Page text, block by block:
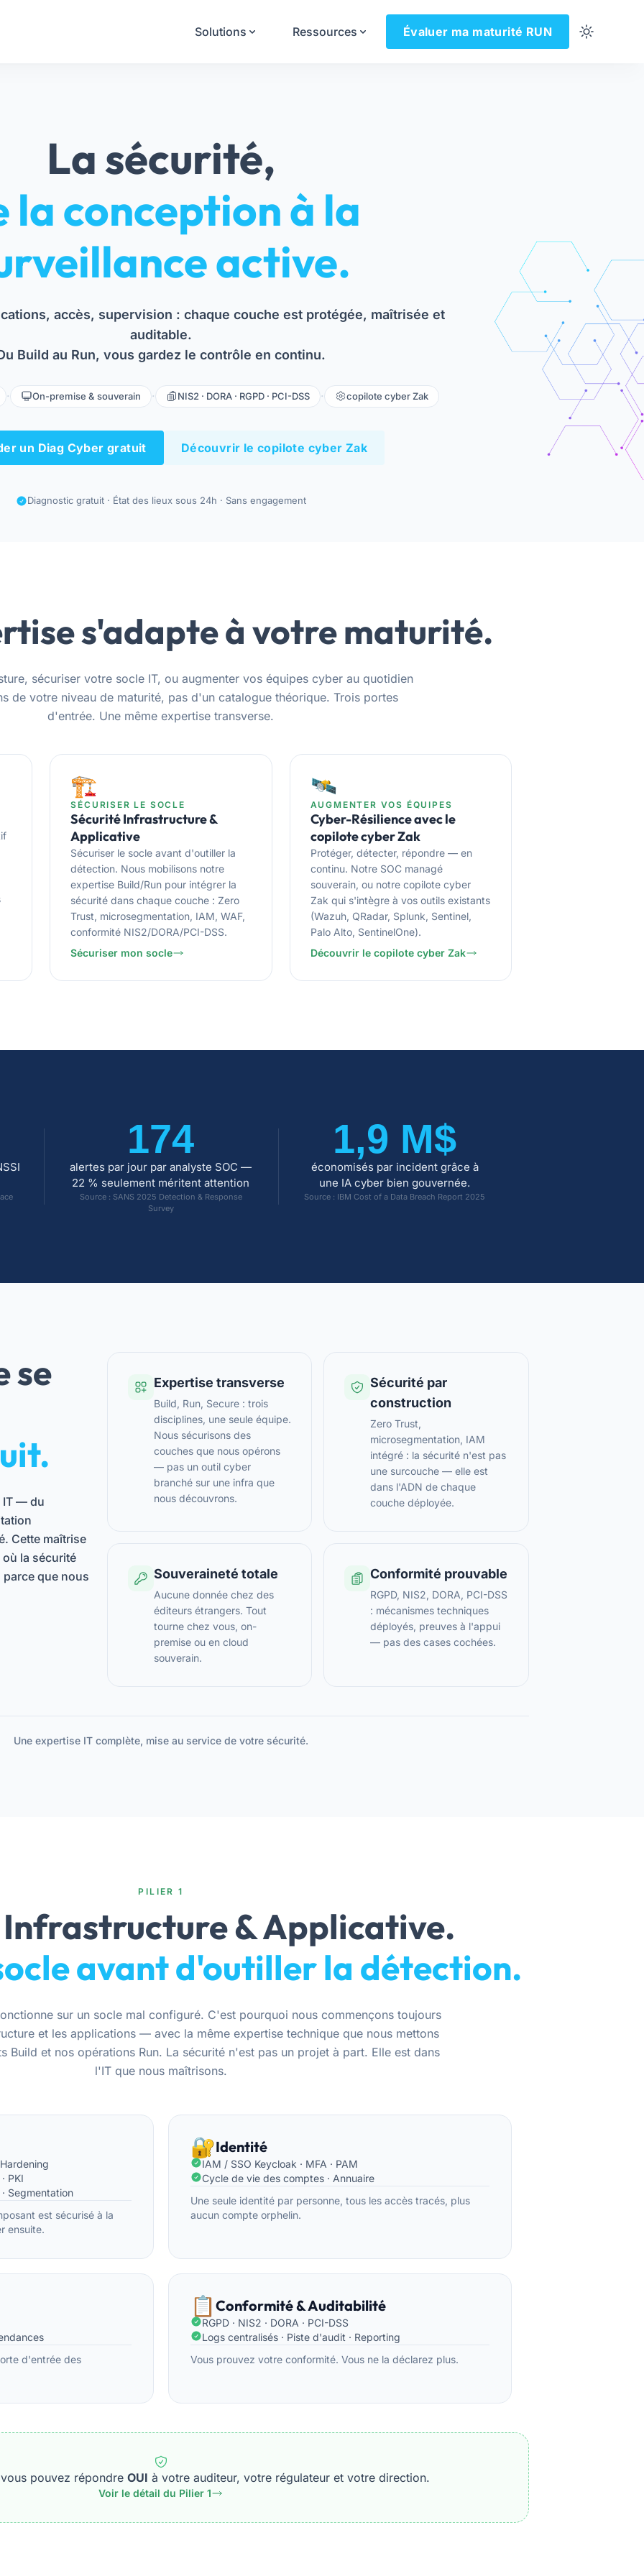
Solutions Ressources Évaluer ma maturité RUN
La sécurité,
la conception à la
active.
accès, supervision : chaque couche est protégée, maîtrisée et
auditable.
Build au Run, vous gardez le contrôle en continu.
· On-premise & souverain · NIS2 · DORA · RGPD · PCI-DSS · copilote cyber Zak
un Diag Cyber gratuit Découvrir le copilote cyber Zak
Diagnostic gratuit · État des lieux sous 24h · Sans engagement
s'adapte à votre maturité.
sécuriser votre socle IT, ou augmenter vos équipes cyber au quotidien
de votre niveau de maturité, pas d'un catalogue théorique. Trois portes
d'entrée. Une même expertise transverse.
🏗️
SÉCURISER LE SOCLE
Sécurité Infrastructure &
Applicative
Sécuriser le socle avant d'outiller la
détection. Nous mobilisons notre
expertise Build/Run pour intégrer la
sécurité dans chaque couche : Zero
Trust, microsegmentation, IAM, WAF,
conformité NIS2/DORA/PCI-DSS.
Sécuriser mon socle
🛰️
AUGMENTER VOS ÉQUIPES
Cyber-Résilience avec le
copilote cyber Zak
Protéger, détecter, répondre — en
continu. Notre SOC managé
souverain, ou notre copilote cyber
Zak qui s'intègre à vos outils existants
(Wazuh, QRadar, Splunk, Sentinel,
Palo Alto, SentinelOne).
Découvrir le copilote cyber Zak
174
alertes par jour par analyste SOC —
22 % seulement méritent attention
Source : SANS 2025 Detection & Response
Survey
1,9 M$
économisés par incident grâce à
une IA cyber bien gouvernée.
Source : IBM Cost of a Data Breach Report 2025
se
IT — du
Cette maîtrise
la sécurité
que nous
Expertise transverse
Build, Run, Secure : trois
disciplines, une seule équipe.
Nous sécurisons des
couches que nous opérons
— pas un outil cyber
branché sur une infra que
nous découvrons.
Sécurité par
construction
Zero Trust,
microsegmentation, IAM
intégré : la sécurité n'est pas
une surcouche — elle est
dans l'ADN de chaque
couche déployée.
Souveraineté totale
Aucune donnée chez des
éditeurs étrangers. Tout
tourne chez vous, on-
premise ou en cloud
souverain.
Conformité prouvable
RGPD, NIS2, DORA, PCI-DSS
: mécanismes techniques
déployés, preuves à l'appui
— pas des cases cochées.
Une expertise IT complète, mise au service de votre sécurité.
PILIER 1
& Applicative.
avant d'outiller la détection.
sur un socle mal configuré. C'est pourquoi nous commençons toujours
et les applications — avec la même expertise technique que nous mettons
Build et nos opérations Run. La sécurité n'est pas un projet à part. Elle est dans
l'IT que nous maîtrisons.
PKI
Segmentation
est sécurisé à la
ensuite.
🔐Identité
IAM / SSO Keycloak · MFA · PAM
Cycle de vie des comptes · Annuaire
Une seule identité par personne, tous les accès tracés, plus
aucun compte orphelin.
d'entrée des
📋 Conformité & Auditabilité
RGPD · NIS2 · DORA · PCI-DSS
Logs centralisés · Piste d'audit · Reporting
Vous prouvez votre conformité. Vous ne la déclarez plus.
pouvez répondre OUI à votre auditeur, votre régulateur et votre direction.
Voir le détail du Pilier 1